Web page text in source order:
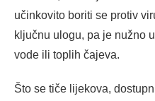
učinkovito boriti se protiv
ključnu ulogu, pa je nužno
vode ili toplih čajeva.
Što se tiče lijekova,